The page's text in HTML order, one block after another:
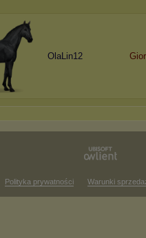
OlaLin12
Polityka prywatności Warunki